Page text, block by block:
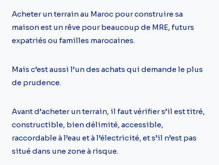
Acheter un terrain au Maroc pour construire sa
maison est un rêve pour beaucoup de MRE, futurs
expatriés ou familles marocaines.
Mais c’est aussi l’un des achats qui demande le plus
de prudence.
Avant d’acheter un terrain, il faut vérifier s’il est titré,
constructible, bien délimité, accessible,
raccordable à l’eau et à l’électricité, et s’il n’est pas
situé dans une zone à risque.